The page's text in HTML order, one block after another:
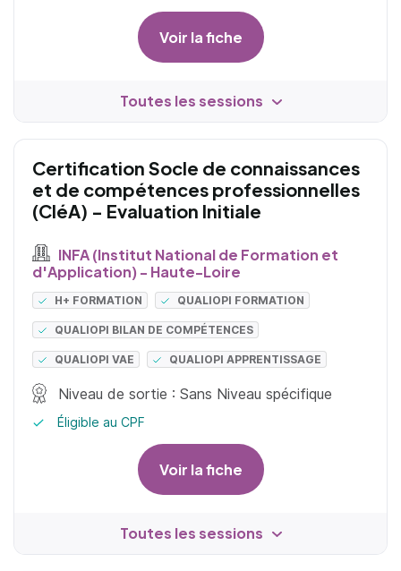
Voir la fiche
Toutes les sessions
Certification Socle de connaissances
et de compétences professionnelles
(CléA) - Evaluation Initiale
INFA (Institut National de Formation et
d'Application) - Haute-Loire
H+ FORMATION QUALIOPI FORMATION
QUALIOPI BILAN DE COMPÉTENCES
QUALIOPI VAE QUALIOPI APPRENTISSAGE
Niveau de sortie : Sans Niveau spécifique
Éligible au CPF
Voir la fiche
Toutes les sessions